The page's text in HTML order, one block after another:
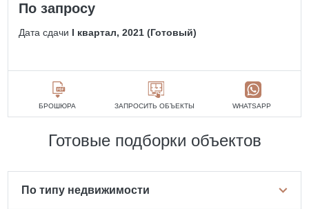
По запросу
Дата сдачи I квартал, 2021 (Готовый)
БРОШЮРА ЗАПРОСИТЬ ОБЪЕКТЫ WHATSAPP
Готовые подборки объектов
По типу недвижимости